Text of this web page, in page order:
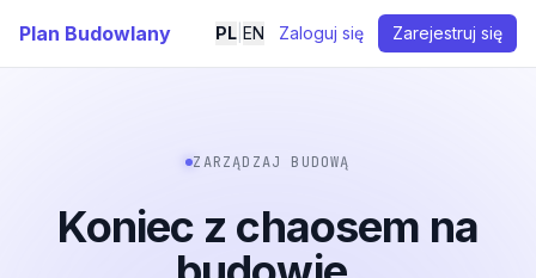
Plan Budowlany PL EN Zaloguj się Zarejestruj się
ZARZĄDZAJ BUDOWĄ
Koniec z chaosem na